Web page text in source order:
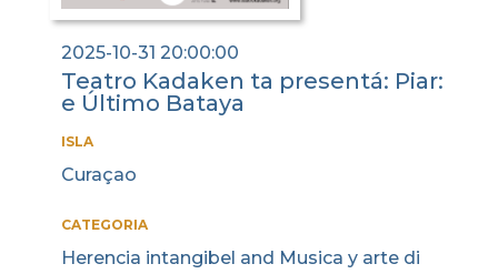
2025-10-31 20:00:00
Teatro Kadaken ta presentá: Piar:
e Último Bataya
ISLA
Curaçao
CATEGORIA
Herencia intangibel and Musica y arte di